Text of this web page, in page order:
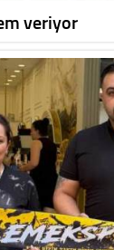
veriyor